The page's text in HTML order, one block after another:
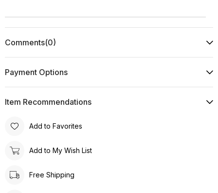
Comments(0)
Payment Options
Item Recommendations
Add to Favorites
Add to My Wish List
Free Shipping